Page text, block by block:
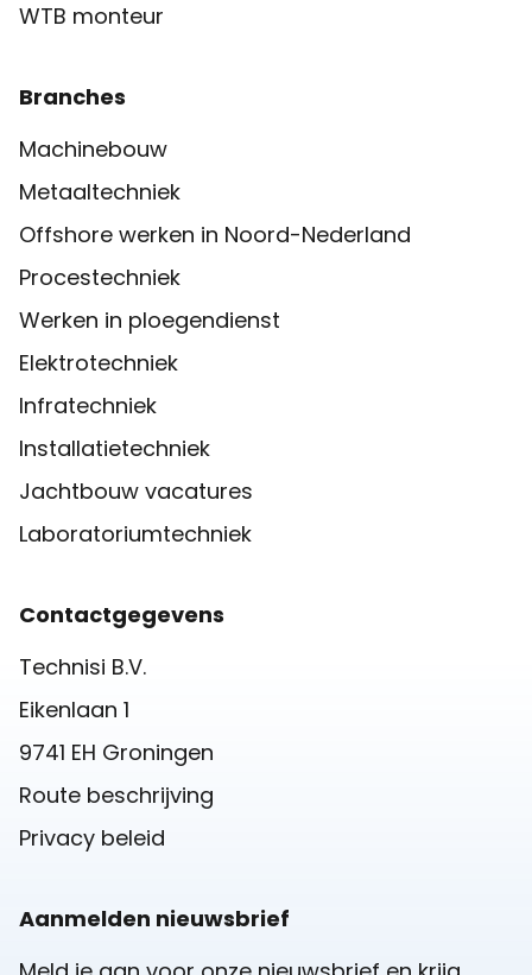
WTB monteur
Branches
Machinebouw
Metaaltechniek
Offshore werken in Noord-Nederland
Procestechniek
Werken in ploegendienst
Elektrotechniek
Infratechniek
Installatietechniek
Jachtbouw vacatures
Laboratoriumtechniek
Contactgegevens
Technisi B.V.
Eikenlaan 1
9741 EH Groningen
Route beschrijving
Privacy beleid
Aanmelden nieuwsbrief